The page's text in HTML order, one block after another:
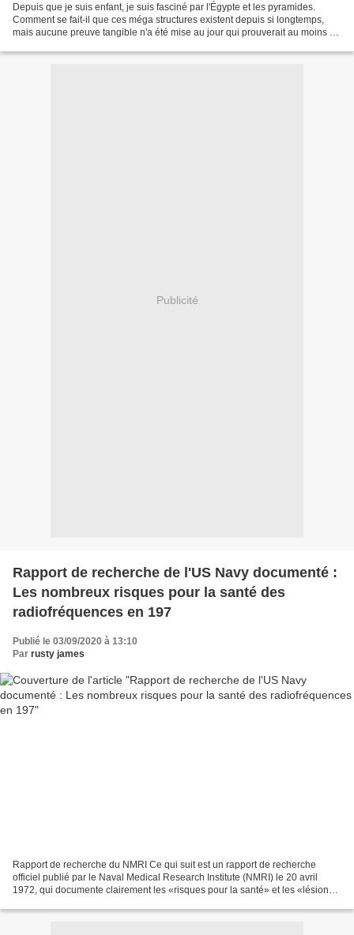
Depuis que je suis enfant, je suis fasciné par l'Égypte et les pyramides.
Comment se fait-il que ces méga structures existent depuis si longtemps,
mais aucune preuve tangible n'a été mise au jour qui prouverait au moins un
Publicité
Rapport de recherche de l'US Navy documenté :
Les nombreux risques pour la santé des
radiofréquences en 197
Publié le 03/09/2020 à 13:10
Par rusty james
Rapport de recherche du NMRI Ce qui suit est un rapport de recherche
officiel publié par le Naval Medical Research Institute (NMRI) le 20 avril
1972, qui documente clairement les «risques pour la santé» et les «lésions